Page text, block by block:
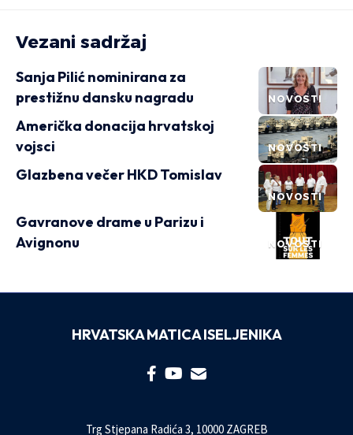
Vezani sadržaj
NOVOSTI
Sanja Pilić nominirana za
prestižnu dansku nagradu
NOVOSTI
Američka donacija hrvatskoj
vojsci
NOVOSTI
Glazbena večer HKD Tomislav
NOVOSTI
Gavranove drame u Parizu i
Avignonu
HRVATSKA MATICA ISELJENIKA
Trg Stjepana Radića 3, 10000 ZAGREB